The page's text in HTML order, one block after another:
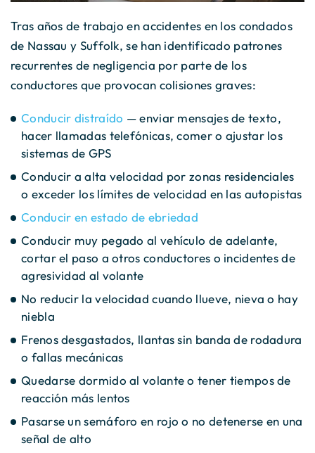
Tras años de trabajo en accidentes en los condados
de Nassau y Suffolk, se han identificado patrones
recurrentes de negligencia por parte de los
conductores que provocan colisiones graves:
Conducir distraído — enviar mensajes de texto,
hacer llamadas telefónicas, comer o ajustar los
sistemas de GPS
Conducir a alta velocidad por zonas residenciales
o exceder los límites de velocidad en las autopistas
Conducir en estado de ebriedad
Conducir muy pegado al vehículo de adelante,
cortar el paso a otros conductores o incidentes de
agresividad al volante
No reducir la velocidad cuando llueve, nieva o hay
niebla
Frenos desgastados, llantas sin banda de rodadura
o fallas mecánicas
Quedarse dormido al volante o tener tiempos de
reacción más lentos
Pasarse un semáforo en rojo o no detenerse en una
señal de alto